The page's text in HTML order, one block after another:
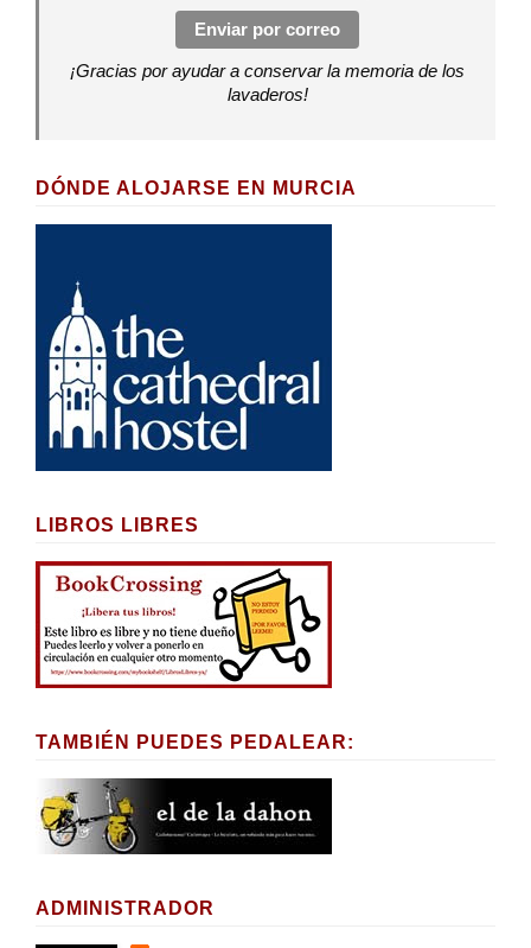
Enviar por correo
¡Gracias por ayudar a conservar la memoria de los
lavaderos!
DÓNDE ALOJARSE EN MURCIA
LIBROS LIBRES
TAMBIÉN PUEDES PEDALEAR:
ADMINISTRADOR